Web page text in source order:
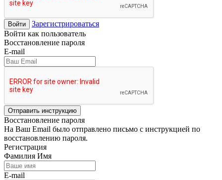
Войти
Зарегистрироваться
Войти как пользователь
Восстановление пароля
E-mail
Отправить инструкцию
Восстановление пароля
На Ваш Email было отправлено письмо с инструкцией по
восстановлению пароля.
Регистрация
Фамилия Имя
E-mail